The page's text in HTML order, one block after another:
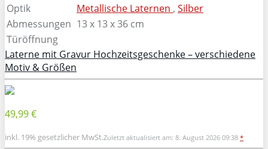
Optik
Metallische Laternen , Silber
Abmessungen 13 x 13 x 36 cm
Türöffnung
Laterne mit Gravur Hochzeitsgeschenke – verschiedene
Motiv & Größen
49,99 €
inkl. 19% gesetzlicher MwSt.Zuletzt aktualisiert am: 8. August 2026 09:38 *